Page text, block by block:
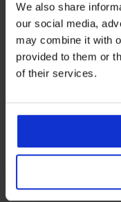
We also share
our social media,
may combine it with
provided to them or
of their services.
kratke